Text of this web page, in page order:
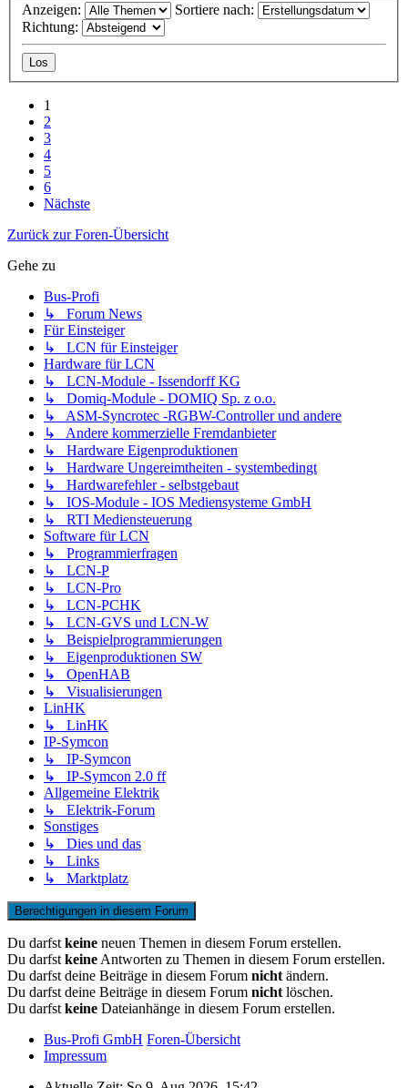
Anzeigen:
Sortiere nach:
Richtung:
1
2
3
4
5
6
Nächste
Zurück zur Foren-Übersicht
Gehe zu
Bus-Profi
↳ Forum News
Für Einsteiger
↳ LCN für Einsteiger
Hardware für LCN
↳ LCN-Module - Issendorff KG
↳ Domiq-Module - DOMIQ Sp. z o.o.
↳ ASM-Syncrotec -RGBW-Controller und andere
↳ Andere kommerzielle Fremdanbieter
↳ Hardware Eigenproduktionen
↳ Hardware Ungereimtheiten - systembedingt
↳ Hardwarefehler - selbstgebaut
↳ IOS-Module - IOS Mediensysteme GmbH
↳ RTI Mediensteuerung
Software für LCN
↳ Programmierfragen
↳ LCN-P
↳ LCN-Pro
↳ LCN-PCHK
↳ LCN-GVS und LCN-W
↳ Beispielprogrammierungen
↳ Eigenproduktionen SW
↳ OpenHAB
↳ Visualisierungen
LinHK
↳ LinHK
IP-Symcon
↳ IP-Symcon
↳ IP-Symcon 2.0 ff
Allgemeine Elektrik
↳ Elektrik-Forum
Sonstiges
↳ Dies und das
↳ Links
↳ Marktplatz
Berechtigungen in diesem Forum
Du darfst keine neuen Themen in diesem Forum erstellen.
Du darfst keine Antworten zu Themen in diesem Forum erstellen.
Du darfst deine Beiträge in diesem Forum nicht ändern.
Du darfst deine Beiträge in diesem Forum nicht löschen.
Du darfst keine Dateianhänge in diesem Forum erstellen.
Bus-Profi GmbH Foren-Übersicht
Impressum